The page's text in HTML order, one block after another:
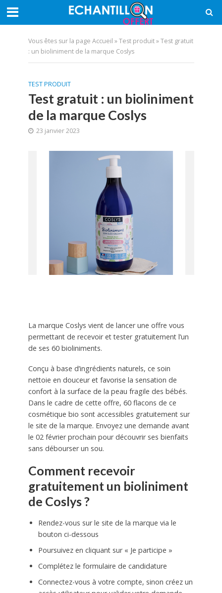
Vous êtes sur la page Accueil »Test produit»Test gratuit
: un bioliniment de la marque Coslys
TEST PRODUIT
Test gratuit : un bioliniment
de la marque Coslys
23 janvier 2023
La marque Coslys vient de lancer une offre vous
permettant de recevoir et tester gratuitement l’un
de ses 60 bioliniments.
Conçu à base d’ingrédients naturels, ce soin
nettoie en douceur et favorise la sensation de
confort à la surface de la peau fragile des bébés.
Dans le cadre de cette offre, 60 flacons de ce
cosmétique bio sont accessibles gratuitement sur
le site de la marque. Envoyez une demande avant
le 02 février prochain pour découvrir ses bienfaits
sans débourser un sou.
Comment recevoir
gratuitement un bioliniment
de Coslys ?
Rendez-vous sur le site de la marque via le
bouton ci-dessous
Poursuivez en cliquant sur « Je participe »
Complétez le formulaire de candidature
Connectez-vous à votre compte, sinon créez un